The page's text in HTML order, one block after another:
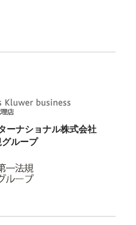
ーナショナル株式会社
ループ